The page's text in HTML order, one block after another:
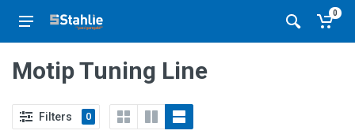
0
Motip Tuning Line
Filters 0